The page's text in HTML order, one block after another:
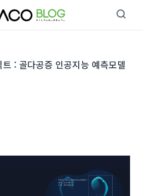
: 골다공증 인공지능 예측모델